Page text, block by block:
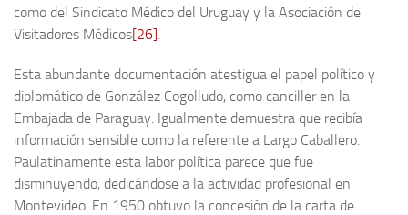
como del Sindicato Médico del Uruguay y la Asociación de
Visitadores Médicos[26].
Esta abundante documentación atestigua el papel político y
diplomático de González Cogolludo, como canciller en la
Embajada de Paraguay. Igualmente demuestra que recibía
información sensible como la referente a Largo Caballero.
Paulatinamente esta labor política parece que fue
disminuyendo, dedicándose a la actividad profesional en
Montevideo. En 1950 obtuvo la concesión de la carta de